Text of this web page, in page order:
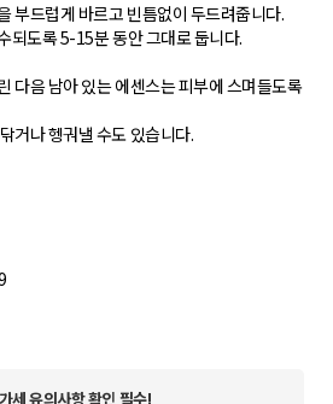
부드럽게 바르고 빈틈없이 두드려줍니다.
되도록 5-15분 동안 그대로 둡니다.
다음 남아 있는 에센스는 피부에 스며들도록
거나 헹궈낼 수도 있습니다.
세 유의사항 확인 필수!